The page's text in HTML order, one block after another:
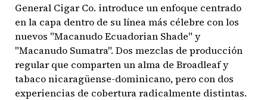
General Cigar Co. introduce un enfoque centrado
en la capa dentro de su línea más célebre con los
nuevos "Macanudo Ecuadorian Shade" y
"Macanudo Sumatra". Dos mezclas de producción
regular que comparten un alma de Broadleaf y
tabaco nicaragüense-dominicano, pero con dos
experiencias de cobertura radicalmente distintas.